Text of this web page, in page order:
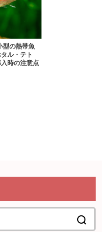
型の熱帯魚
ル・テト
時の注意点